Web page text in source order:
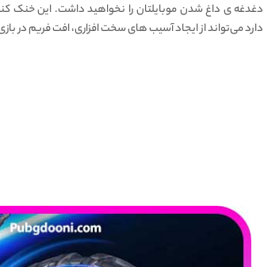
دغدغه ی داغ شدن موبایلتان را نخواهید داشت. این خنک
دارد می‌تواند از ایجاد آسیب های سخت افزاری، افت فریم در